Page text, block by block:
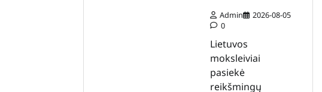
Admin
2026-08-05
0
Lietuvos
moksleiviai
pasiekė
reikšmingų